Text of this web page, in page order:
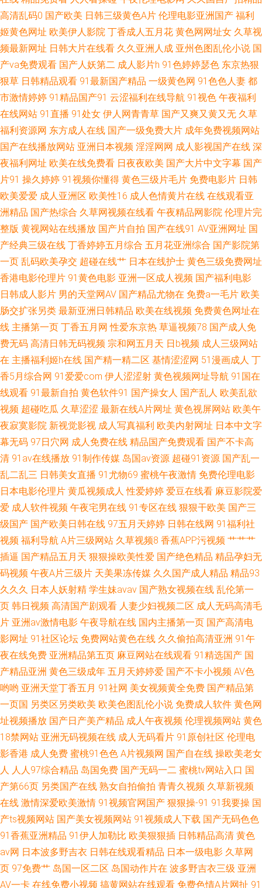
浮力影院 91视频网站免费 韩国色狼导航 青青草国产精品 影音先锋亚洲av
wwwav热 日韩欧美亚洲日韩成人 91秦先生在线视频 国产精品成人国产乱 欧
美性交贴图 91美足交麻豆 性爱av免费在线 91探花免费看 激情五月天短篇小
说 五月天午夜福利 91欧美 大香蕉不卡八区 先锋影音av成人网站 国产韩国欧
91视频福利导航 国产综合欧美日韩一 三级片黄色网址 91超碰在线青青草 白
丝白虎自慰 日韩AV操老师 91福利址 成人NV视频 美女网站 影音先锋av强奸
91在线观看免费视频公开 久久一一一 先锋影音丝袜制服AV 91片色 豆花视频
成人网站在线 日韩无码一二一三 91狼人影院 国产精品久久人妻 日韩成人操
91唐先生探花视频 国精自拍 91黄色官网入口 超碰人与兽超碰 人人操人人
91传播媒官网 国产精品久久人 午夜国产老熟女 91小视频在线 九十一看片
91超碰大香蕉在线 91中文字幕网 久久嫩草 性欧俄肥婆性 91试在线视频 久
久嫩草 午夜精品人妻第一页 91性视频 九色国产夫妻九色 91成人片免费视频
91高跟白丝入口 韩国伦理肚脐 婷婷在线超碰 91色福利 国产滴91页 尤物成
人免费 AV无吗在线 狼友基地97 亚洲日韩在线东方AV www91久草 欧美日韩
成人精品 91极品探花在线观看 国产成人在线视频地址 人人射人人插 91AV福
利在线 超碰成人在线真实国产 日韩精品在线视频 91狠人综合久久 国产9199
国产精品国产久久 香焦破解版 91最新免费网址 久草免费欧美
高清乱码0 国产欧美 日韩三级黄色A片 伦理电影亚洲国产 福利
姬黄色网址 欧美伊人影院 丁香成人五月花 黄色网网址女 久草视
频最新网址 日韩大片在线看 久久亚洲人成 亚州色图乱伦小说 国
产va免费观看 国产人妖第二 成人影片h 91色婷婷瑟色 东京热狠
狠草 日韩精品观看 91最新国产精品 一级黄色网 91色色人妻 都
市激情婷婷 91精品国产91 云涩福利在线导航 91视色 午夜福利
在线网站 91直播 91处女 伊人网青青草 国产又爽又黄又无 久草
福利资源网 东方成人在线 国产一级免费大片 成年免费视频网站
国产在线播放网站 亚洲日本视频 淫淫网网 成人影视国产在线 深
夜福利网址 欧美在线免费看 日夜夜欧美 国产大片中文字幕 国产
片91 操久婷婷 91视频你懂得 黄色三级片毛片 免费电影片 日韩
欧美爱爱 成人亚洲区 欧美性16 成人色情黄片在线 在线观看亚
洲精品 国产热综合 久草网视频在线看 午夜精品网影院 伦理片完
整版 黄视网站在线播放 国产片自拍 国产在线91 AV亚洲网址 国
产经典三级在线 丁香婷婷五月综合 五月花亚洲综合 国产影院第
一页 乱码欧美孕交 超碰在线艹 日本在线护士 黄色三级免费网址
香港电影伦理片 91黄色电影 亚洲一区成人视频 国产福利电影
日韩成人影片 男的天堂网AV 国产精品尤物在 免费a一毛片 欧美
肠交扩张另类 最新亚洲日韩精品 欧美在线视频 免费黄色网址在
线 主播第一页 丁香五月网 性爱东京热 草逼视频78 国产成人免
费无码 高清日韩无码视频 宗和网五月天 日b视频 成人三级网站
在 主播福利姬h在线 国产精一精二区 基情涩涩网 51漫画成人 丁
香5月综合网 91爱爱com 伊人涩涩射 黄色视频网址导航 91国在
线观看 91最新自拍 黄色软件91 国产操女人 国产乱人 欧美乱欲
视频 超碰吃瓜 久草涩涩 最新在线A片网址 黄色视屏网站 欧美午
夜寂寞影院 新视觉影视 成人写真福利 欧美内射网址 日本中文字
幕无码 97日穴网 成人免费在线 精品国产免费观看 国产不卡高
清 91av在线播放 91制作传媒 岛国av资源 超碰91资源 国产乱一
乱二乱三 日韩美女直播 91尤物69 蜜桃午夜激情 免费伦理电影
日本电影伦理片 黄瓜视频成人 性爱婷婷 爱豆在线看 麻豆影院爱
爱 成人软件视频 午夜宅男在线 91专区在线 狠狠干欧美 国产三
级国产 国产欧美日韩在线 97五月天婷婷 日韩在线网 91福利社
视频 福利导航 A片三级网站 久草视频8 香蕉APP污视频 艹艹艹
插逼 国产精品五月天 狠狠操欧美性爱 国产绝色精品 精品孕妇无
码视频 午夜A片三级片 天美果冻传媒 久久国产成人精品 精品93
久久久 日本人妖射精 学生妹avav 国产熟女视频在线 乱伦第一
页 韩日视频 高清国产剧观看 人妻少妇视频二区 成人无码高清毛
片 亚洲av激情电影 午夜导航在线 国内主播第一页 国产高清电
影网址 91社区论坛 免费网站黄色在线 久久偷拍高清亚洲 91午
夜在线免费 亚洲精品第五页 麻豆网站在线观看 91精选国产 国
产精品亚洲 黄色三级成年 五月天婷婷爱 国产不卡小视频 AV色
哟哟 亚洲天堂丁香五月 91社网 美女视频黄全免费 国产精品第
一页国 另类区另类欧美 欧美色图乱伦小说 免费成人软件 黄色网
址视频播放 国产日产美产精品 成人午夜视频 伦理视频网站 黄色
18禁网站 亚洲无码视频在线 成人无码看片 91原创社区 伦理电
影香港 成人免费 蜜桃91色色 A片视频网 国产自在线 操欧美老女
人 人人97综合精品 岛国免费 国产无码一二 蜜桃tv网站入口 国
产第66页 另类国产在线 熟女自拍偷拍 青青久视频 久草新视频
在线 激情深爱欧美激情 91视频官网国产 狠狠操-91 91我要操 国
产ts视频网站 国产美女视频网站 91视频成人下载 国产无码色色
91香蕉亚洲精品 91伊人加勒比 欧美狠狠插 日韩精品高清 黄色
av网 日本波多野吉衣 日韩在线观看精品 日本一级电影 久草网
页 97免费艹 岛国一区二区 岛国动作片在 波多野吉衣三级 亚洲
AV一卡 在线免费小视频 搞黄网站在线观看 免费色情A片网扯 91